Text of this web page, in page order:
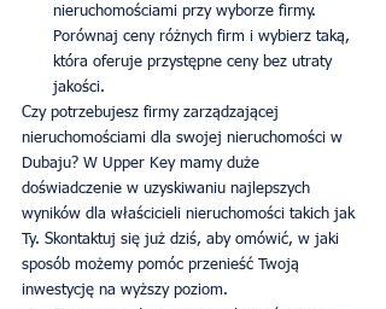
nieruchomościami przy wyborze firmy.
Porównaj ceny różnych firm i wybierz taką,
która oferuje przystępne ceny bez utraty
jakości.
Czy potrzebujesz firmy zarządzającej
nieruchomościami dla swojej nieruchomości w
Dubaju? W Upper Key mamy duże
doświadczenie w uzyskiwaniu najlepszych
wyników dla właścicieli nieruchomości takich jak
Ty. Skontaktuj się już dziś, aby omówić, w jaki
sposób możemy pomóc przenieść Twoją
inwestycję na wyższy poziom.